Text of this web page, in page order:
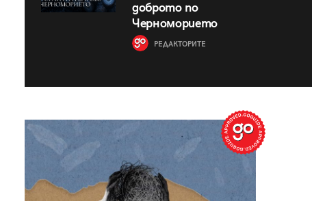
доброто по
Черноморието
РЕДАКТОРИТЕ